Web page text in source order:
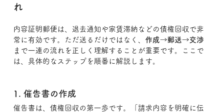
れ
内容証明郵便は、退去通知や家賃滞納などの債権回収で非
常に有効です。ただ送るだけではなく、作成→郵送→交渉
まで一連の流れを正しく理解することが重要です。ここで
は、具体的なステップを順番に解説します。
1. 催告書の作成
催告書は、債権回収の第一歩です。「請求内容を明確に伝